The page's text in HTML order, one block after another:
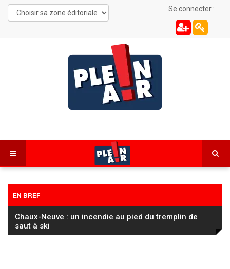
Se connecter :
EN BREF
Chaux-Neuve : un incendie au pied du tremplin de
saut à ski